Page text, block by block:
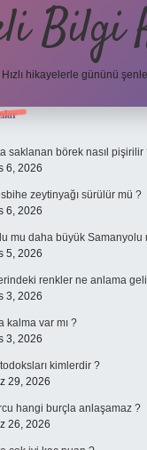
Bilgi
Hızlı hikayelerle gününü
saklanan börek nasıl pişirilir
6, 2026
zeytinyağı sürülür mü ?
6, 2026
mu daha büyük Samanyolu
5, 2026
renkler ne anlama
3, 2026
kalma var mı ?
3, 2026
kimlerdir ?
29, 2026
hangi burçla anlaşamaz ?
26, 2026
siteleri